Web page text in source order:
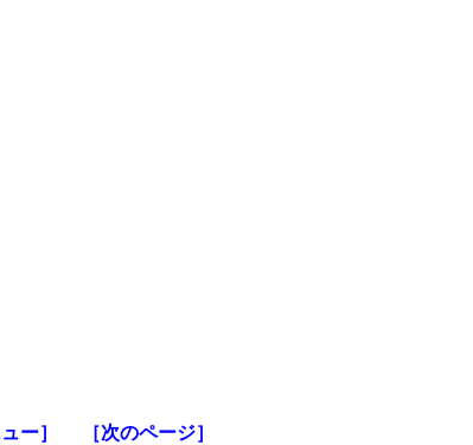
ー］ ［次のページ］